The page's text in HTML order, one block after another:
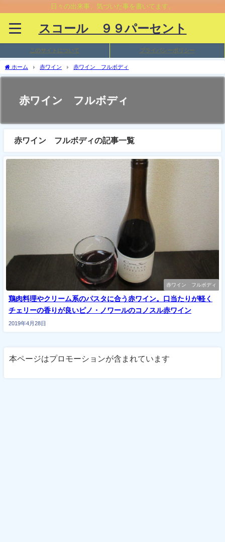
日々の出来事、気づいた事を書いてます。
スコール ９９パーセント
このサイトについて プライバシーポリシー
ホーム 赤ワイン 赤ワイン フルボディ
赤ワイン フルボディ
赤ワイン フルボディの記事一覧
赤ワイン フルボディ
鶏肉料理やクリーム系のパスタに合う赤ワイン。口当たりが軽く
チェリーの香りが良いピノ・ノワールのコノスル赤ワイン
2019年4月28日
本ページはプロモーションが含まれています